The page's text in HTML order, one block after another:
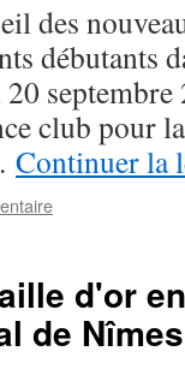
des
débutants
septembre
club pour
Continuer la
d'or
de